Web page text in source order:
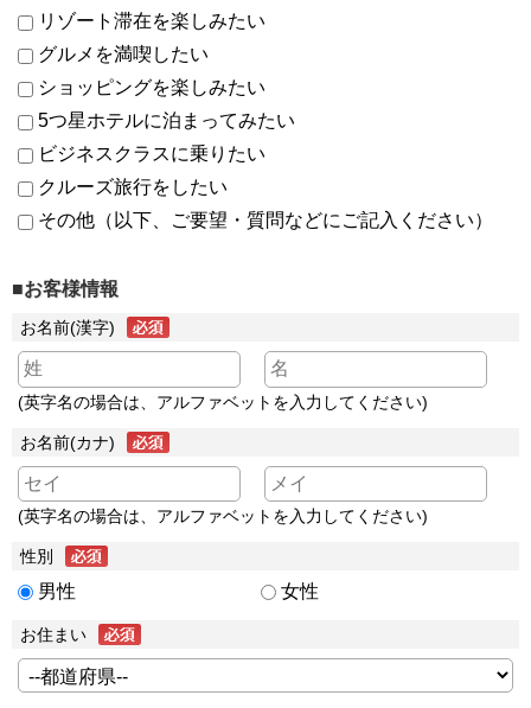
リゾート滞在を楽しみたい
グルメを満喫したい
ショッピングを楽しみたい
5つ星ホテルに泊まってみたい
ビジネスクラスに乗りたい
クルーズ旅行をしたい
その他（以下、ご要望・質問などにご記入ください）
■お客様情報
お名前(漢字)
(英字名の場合は、アルファベットを入力してください)
お名前(カナ)
(英字名の場合は、アルファベットを入力してください)
性別
男性 女性
お住まい